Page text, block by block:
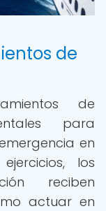
de
de
para
en
los
reciben
actuar en